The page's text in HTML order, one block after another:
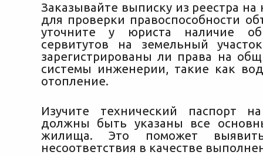
Заказывайте выписку из реестра
для проверки правоспособности
уточните у юриста наличие
сервитутов на земельный
зарегистрированы ли права на
системы инженерии, такие как
отопление.
Изучите технический паспорт
должны быть указаны все
жилища. Это поможет
несоответствия в качестве